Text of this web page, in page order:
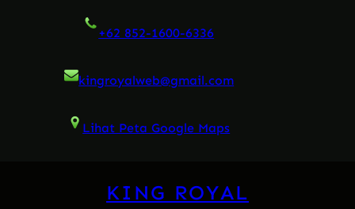
+62 852-1600-6336
kingroyalweb@gmail.com
Lihat Peta Google Maps
KING ROYAL